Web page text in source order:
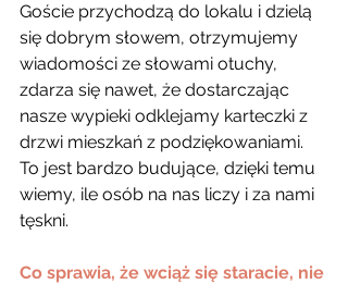
Goście przychodzą do lokalu i dzielą
się dobrym słowem, otrzymujemy
wiadomości ze słowami otuchy,
zdarza się nawet, że dostarczając
nasze wypieki odklejamy karteczki z
drzwi mieszkań z podziękowaniami.
To jest bardzo budujące, dzięki temu
wiemy, ile osób na nas liczy i za nami
tęskni.
Co sprawia, że wciąż się staracie, nie